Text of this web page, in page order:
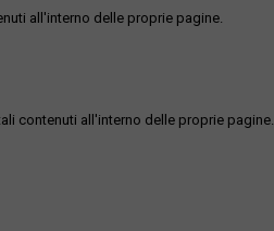
all'interno delle proprie pagine.
contenuti all'interno delle proprie pagine.